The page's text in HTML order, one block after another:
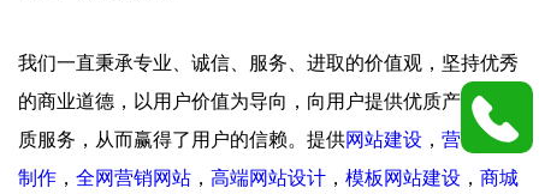
我们一直秉承专业、诚信、服务、进取的价值观，坚持优秀
的商业道德，以用户价值为导向，向用户提供优质产品和优
质服务，从而赢得了用户的信赖。提供网站建设 ， 营销网站
制作 ， 全网营销网站 ， 高端网站设计 ， 模板网站建设 ， 商城